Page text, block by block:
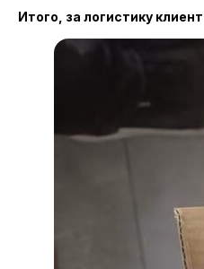
Итого, за логистику